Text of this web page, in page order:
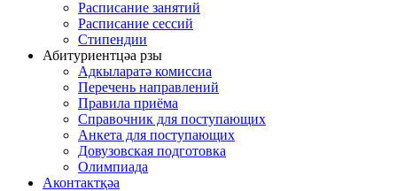
Расписание занятий
Расписание сессий
Стипендии
Абитуриентцәа рзы
Адкыларатә комиссиа
Перечень направлений
Правила приёма
Справочник для поступающих
Анкета для поступающих
Довузовская подготовка
Олимпиада
Аконтактқәа